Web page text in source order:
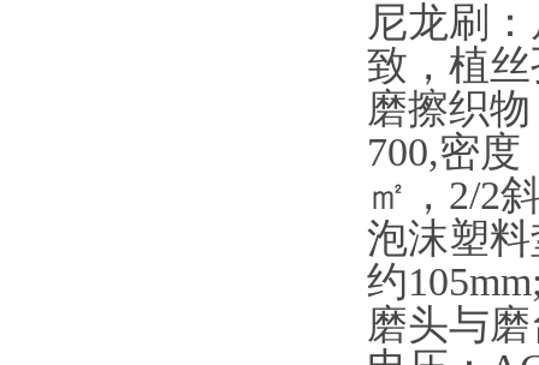
尼龙刷
：
致，植丝
磨擦织
700,密度
㎡，2/2
泡沫塑
约105m
磨头与